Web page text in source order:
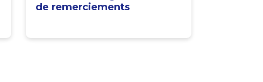
de remerciements